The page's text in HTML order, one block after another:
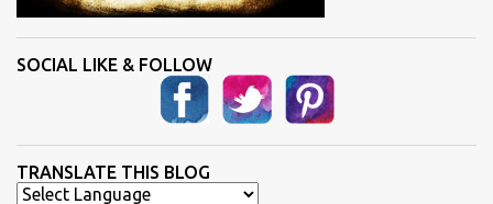
SOCIAL LIKE & FOLLOW
TRANSLATE THIS BLOG